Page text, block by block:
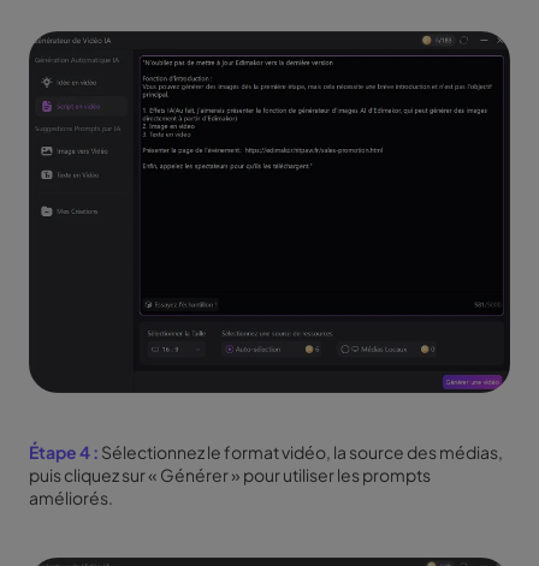
Étape 4 : Sélectionnez le format vidéo, la source des médias,
puis cliquez sur « Générer » pour utiliser les prompts
améliorés.